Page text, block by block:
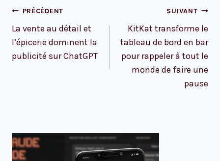
Navigation
l’article
PRÉCÉDENT
La vente au détail et
l’épicerie dominent la
publicité sur ChatGPT
SUIVANT
KitKat transforme le
tableau de bord en bar
pour rappeler à tout le
monde de faire une
pause